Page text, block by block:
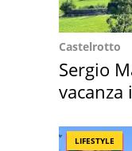
Castelrotto
Sergio
vacanza
LIFESTYLE